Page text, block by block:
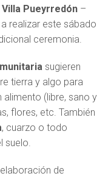
Villa Pueyrredón–
realizar este sábado
ceremonia.
sugieren
tierra y algo para
alimento (libre, sano y
flores, etc. También
, cuarzo o todo
suelo.
de